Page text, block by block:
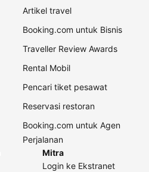
Artikel travel
Booking.com untuk Bisnis
Traveller Review Awards
Rental Mobil
Pencari tiket pesawat
Reservasi restoran
Booking.com untuk Agen
Perjalanan
Mitra
Login ke Ekstranet